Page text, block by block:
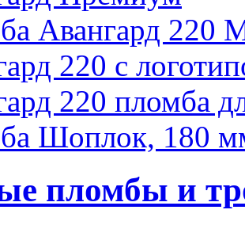
Авангард 220
220 с
220 пломба
Шоплок, 180
пломбы и